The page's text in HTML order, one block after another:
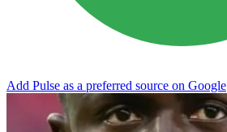
Add Pulse as a preferred source on Google